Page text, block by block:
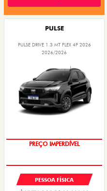
PULSE
PULSE DRIVE 1.3 MT FLEX 4P 2026
2026/2026
PREÇO IMPERDÍVEL
PESSOA FÍSICA